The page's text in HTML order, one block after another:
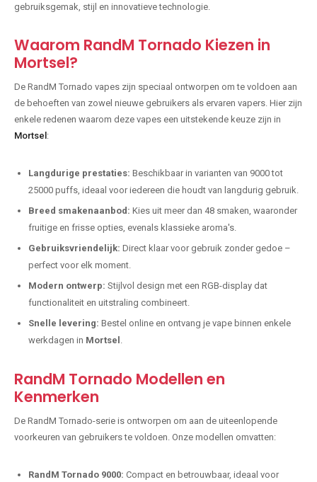
gebruiksgemak, stijl en innovatieve technologie.
Waarom RandM Tornado Kiezen in
Mortsel?
De RandM Tornado vapes zijn speciaal ontworpen om te voldoen aan
de behoeften van zowel nieuwe gebruikers als ervaren vapers. Hier zijn
enkele redenen waarom deze vapes een uitstekende keuze zijn in
Mortsel:
Langdurige prestaties: Beschikbaar in varianten van 9000 tot
25000 puffs, ideaal voor iedereen die houdt van langdurig gebruik.
Breed smakenaanbod: Kies uit meer dan 48 smaken, waaronder
fruitige en frisse opties, evenals klassieke aroma's.
Gebruiksvriendelijk: Direct klaar voor gebruik zonder gedoe –
perfect voor elk moment.
Modern ontwerp: Stijlvol design met een RGB-display dat
functionaliteit en uitstraling combineert.
Snelle levering: Bestel online en ontvang je vape binnen enkele
werkdagen in Mortsel
RandM Tornado Modellen en
Kenmerken
De RandM Tornado-serie is ontworpen om aan de uiteenlopende
voorkeuren van gebruikers te voldoen. Onze modellen omvatten:
RandM Tornado 9000: Compact en betrouwbaar, ideaal voor